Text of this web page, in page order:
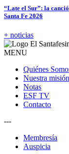
“Late el Sur”: la
Santa Fe 2026
+ noticias
MENU
Quiénes
Nuestra misión
Notas
ESF TV
Contacto
---
Membresía
Auspicia